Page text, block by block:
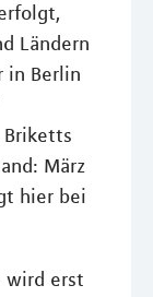
Ländern
in Berlin
März
hier bei
wird erst